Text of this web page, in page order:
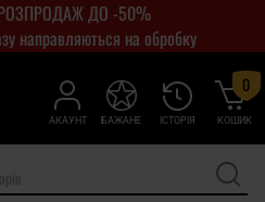
ДО -50%
направляються на обробку
АКАУНТ ІСТОРІЯ
БАЖАНЕ КОШИК
0